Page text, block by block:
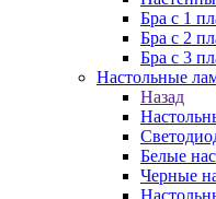
Бра с 1
Бра с 2
Бра с 3
Настольные
Назад
Белые
Черные